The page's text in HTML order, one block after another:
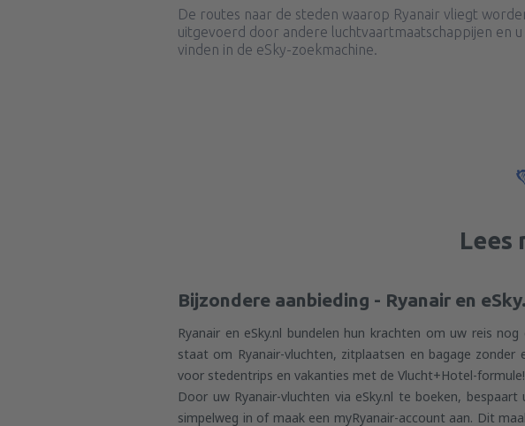
De routes naar de steden waarop Ryanair vliegt
uitgevoerd door andere luchtvaartmaatschappijen en u
vinden in de eSky-zoekmachine.
Lees
Bijzondere aanbieding - Ryanair en
Ryanair en eSky.nl bundelen hun krachten om uw reis
staat om Ryanair-vluchten, zitplaatsen en bagage
voor stedentrips en vakanties met de Vlucht+Hotel-formule!
Door uw Ryanair-vluchten via eSky.nl te boeken,
simpelweg in of maak een myRyanair-account aan. Dit